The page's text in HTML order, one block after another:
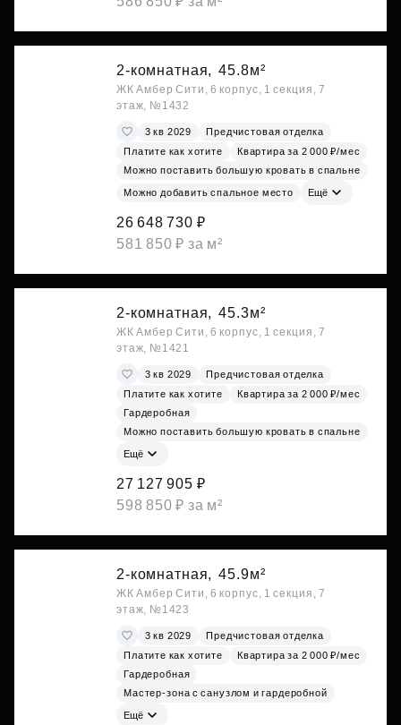
2-комнатная, 45.8м²
ЖК Амбер Сити, 6 корпус, 1 секция, 7
этаж, №1432
3 кв 2029
Предчистовая отделка
Платите как хотите
Квартира за 2 000 ₽/мес
Можно поставить большую кровать в спальне
Можно добавить спальное место Ещё
26 648 730 ₽
581 850 ₽ за м²
2-комнатная, 45.3м²
ЖК Амбер Сити, 6 корпус, 1 секция, 7
этаж, №1421
3 кв 2029
Предчистовая отделка
Платите как хотите
Квартира за 2 000 ₽/мес
Гардеробная
Можно поставить большую кровать в спальне
Ещё
27 127 905 ₽
598 850 ₽ за м²
2-комнатная, 45.9м²
ЖК Амбер Сити, 6 корпус, 1 секция, 7
этаж, №1423
3 кв 2029
Предчистовая отделка
Платите как хотите
Квартира за 2 000 ₽/мес
Гардеробная
Мастер-зона с санузлом и гардеробной
Ещё